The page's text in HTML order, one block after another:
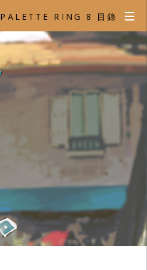
PALETTE RING 8 目錄